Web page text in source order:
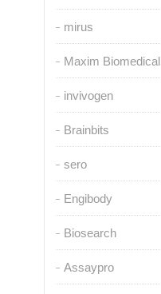
mirus
Maxim Biomedical
invivogen
Brainbits
sero
Engibody
Biosearch
Assaypro